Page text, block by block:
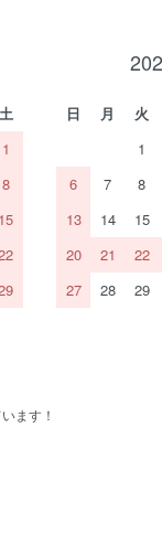
土
1
8
15
日 月 火
1
6
7 8
13
14 15
20
21 22
27
28 29
ます！